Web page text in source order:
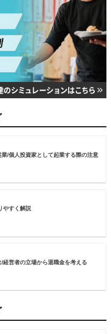
/個人投資家として起業する際の注意
やすく解説
経営者の立場から退職金を考える